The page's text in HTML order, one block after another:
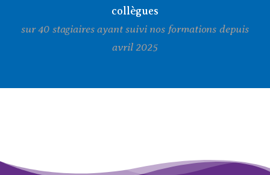
collègues
sur 40 stagiaires ayant suivi nos formations depuis
avril 2025